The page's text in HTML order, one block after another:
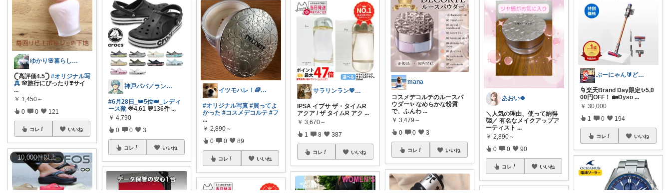
10,000件以上
ゆかり🌸暮らしと育児𓍯更新ゆっくり
‎𓊆高評価4.5𓊇 #オリジナル写
真 🌸旅行にぴったり❣️サイ
...
￥ 1,450～
0 0 121
コレ いいね
神戸パパ／ランキング＆レビュー毎日掲載
#6月28日_👑5位👑_レディ
ース靴🌟4.61 💬136件...
￥ 4,790
0 0 3
コレ いいね
イツモハレ！🌈5日購入ありがとう😊✨
#オリジナル写真 #買ってよ
かった #コスメデコルテ #フ
...
￥ 2,890～
0 0 89
コレ いいね
サラリンラン💖5日感謝💖
IPSA イプサ ザ・タイムR
アクア / ザ タイムR アク ...
￥ 3,670～
1 8 387
コレ いいね
mana
コスメデコルテのルースパ
ウダー✨ なめらかな粉質
で、ふんわ ...
￥ 3,479～
0 0 3
コレ いいね
あおい🍀
＼人気の理由、使って納得
🥰／ 有名なメイクアップア
ーティスト ...
￥ 2,890～
0 0 90
コレ いいね
ぶーにゃん🔰どうしたら売れるかな😭
🌀楽天Brand Day限定✨5,0
00円OFF！ 🏡Dyso ...
￥ 30,000
1 0 194
コレ いいね